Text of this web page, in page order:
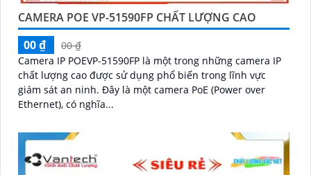
CAMERA POE VP-51590FP CHẤT LƯỢNG CAO
00 ₫
00 ₫
Camera IP POEVP-51590FP là một trong những camera IP
chất lượng cao được sử dụng phổ biến trong lĩnh vực
giám sát an ninh. Đây là một camera PoE (Power over
Ethernet), có nghĩa...